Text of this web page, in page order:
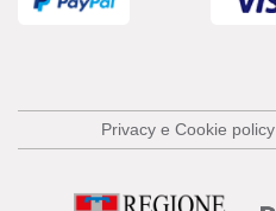
Privacy e Cookie policy